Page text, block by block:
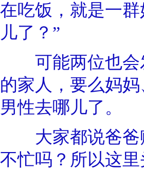
在吃饭，就是一
儿了？”
可能两位也会
的家人，要么妈
男性去哪儿了。
大家都说爸爸
不忙吗？所以这